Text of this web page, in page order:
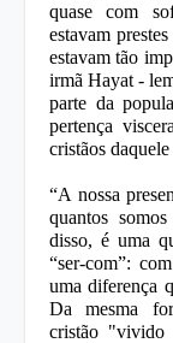
quase com
estavam
estavam tão
irmã Hayat -
parte da
pertença
cristãos
“A nossa
quantos
disso, é uma
“ser-com”:
uma diferença
Da mesma
cristão "vivido